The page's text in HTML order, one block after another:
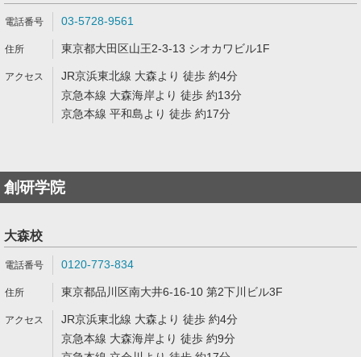
03-5728-9561
東京都大田区山王2-3-13 シオカワビル1F
JR京浜東北線 大森より 徒歩 約4分
京急本線 大森海岸より 徒歩 約13分
京急本線 平和島より 徒歩 約17分
創研学院
大森校
0120-773-834
東京都品川区南大井6-16-10 第2下川ビル3F
JR京浜東北線 大森より 徒歩 約4分
京急本線 大森海岸より 徒歩 約9分